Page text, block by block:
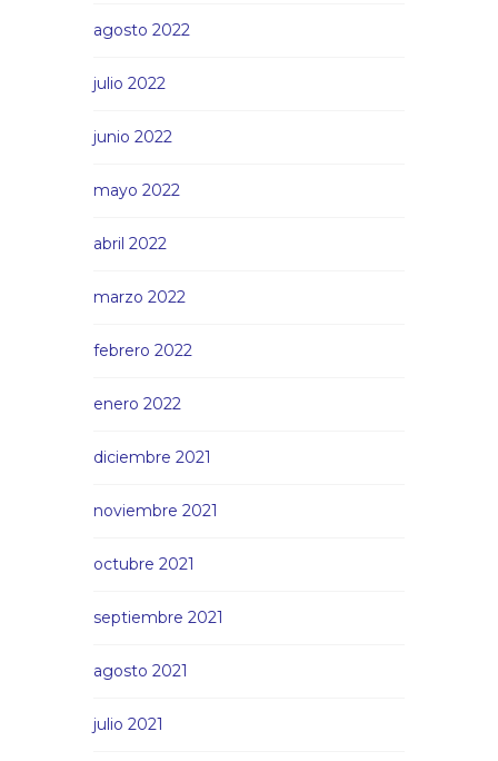
agosto 2022
julio 2022
junio 2022
mayo 2022
abril 2022
marzo 2022
febrero 2022
enero 2022
diciembre 2021
noviembre 2021
octubre 2021
septiembre 2021
agosto 2021
julio 2021